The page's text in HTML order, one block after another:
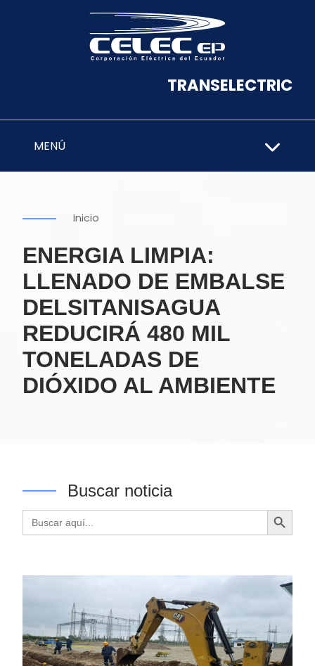
TRANSELECTRIC
MENÚ
Inicio
ENERGIA LIMPIA:
LLENADO DE EMBALSE
DELSITANISAGUA
REDUCIRÁ 480 MIL
TONELADAS DE
DIÓXIDO AL AMBIENTE
Buscar noticia
Buscar: Botón de búsqueda